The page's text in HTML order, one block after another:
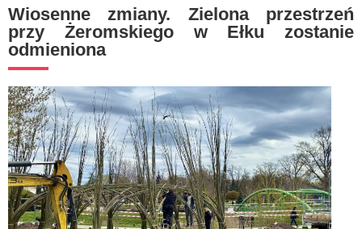
Wiosenne zmiany. Zielona przestrzeń
przy Żeromskiego w Ełku zostanie
odmieniona